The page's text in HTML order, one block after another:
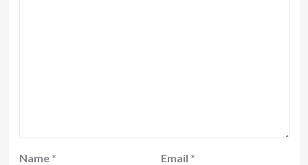
Name * Email *